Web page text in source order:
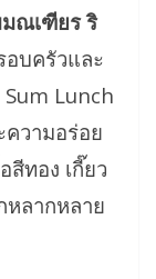
ณเฑียร ริ
อบครัวและ
Lunch
วามอร่อย
ทอง เกี๊ยว
ลากหลาย